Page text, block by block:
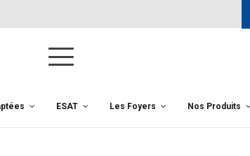
ESAT Les Foyers Nos Produits